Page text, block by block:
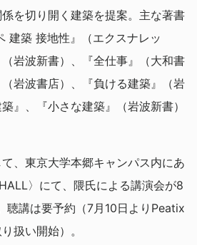
を切り開く建築を提案。主な著書
建築 接地性』（エクスナレッ
岩波新書）、『全仕事』（大和書
岩波書店）、『負ける建築』（岩
』、『小さな建築』（岩波新書）
、東京大学本郷キャンパス内にあ
〉にて、隈氏による講演会が8
聴講は要予約（7月10日よりPeatix
扱い開始）。